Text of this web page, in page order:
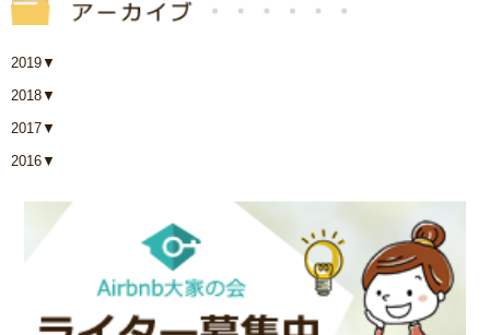
2019▼
2018▼
2017▼
2016▼